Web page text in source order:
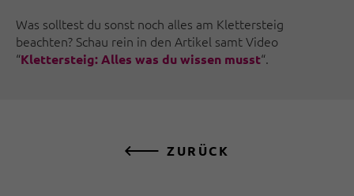
Was solltest du sonst noch alles am Klettersteig
beachten? Schau rein in den Artikel samt Video
“Klettersteig: Alles was du wissen musst“.
ZURÜCK